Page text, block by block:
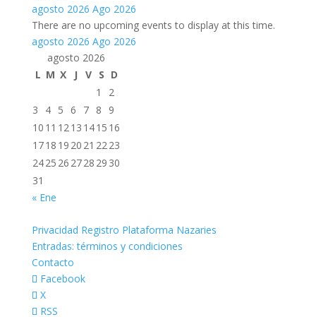
agosto 2026 Ago 2026
There are no upcoming events to display at this time.
agosto 2026 Ago 2026
agosto 2026
L M X J V S D
1
2
3
4 5 6 7 8
9
10 11 1213 1415 16
1718 19 20 21 2223
2425 26 2728 29 30
31
« Ene
Privacidad Registro Plataforma Nazaries
Entradas: términos y condiciones
Contacto
Facebook
X
RSS